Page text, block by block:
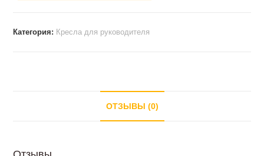
плюс
Категория: Кресла для руководителя
ОТЗЫВЫ (0)